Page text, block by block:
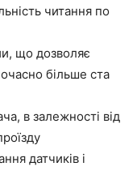
читання по
що дозволяє
більше ста
в залежності від
датчиків і